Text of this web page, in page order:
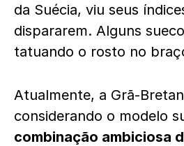
da Suécia, viu seus
dispararem. Alguns
tatuando o rosto no
Atualmente, a Grã-
considerando o modelo
combinação ambiciosa